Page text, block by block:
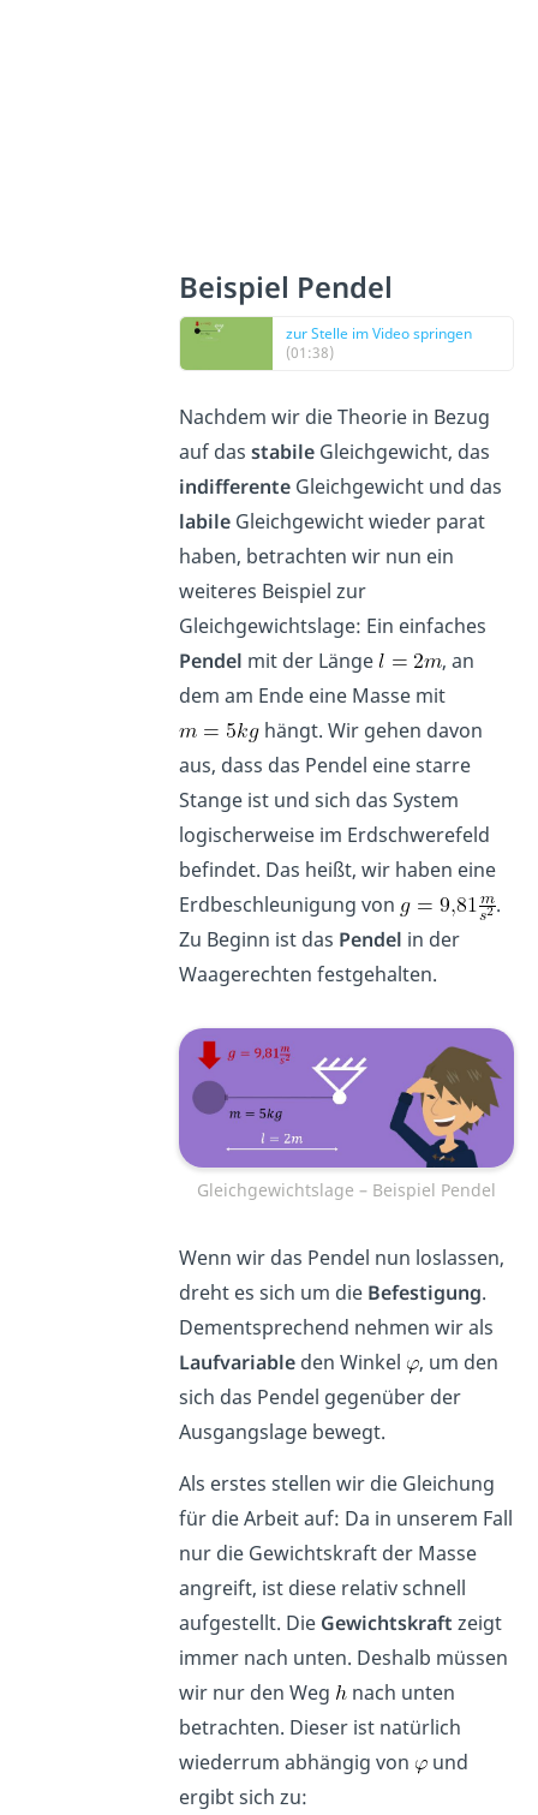
Beispiel Pendel
zur Stelle im Video springen
(01:38)
Nachdem wir die Theorie in Bezug
auf das stabileGleichgewicht, das
indifferenteGleichgewicht und das
labileGleichgewicht wieder parat
haben, betrachten wir nun ein
weiteres Beispiel zur
Gleichgewichtslage: Ein einfaches
Pendel mit der Länge
, an
dem am Ende eine Masse mit
hängt. Wir gehen davon
aus, dass das Pendel eine starre
Stange ist und sich das System
logischerweise im Erdschwerefeld
befindet. Das heißt, wir haben eine
Erdbeschleunigung von
.
Zu Beginn ist das Pendel in der
Waagerechten festgehalten.
Gleichgewichtslage – Beispiel Pendel
Wenn wir das Pendel nun loslassen,
dreht es sich um die Befestigung.
Dementsprechend nehmen wir als
Laufvariableden Winkel
, um den
sich das Pendel gegenüber der
Ausgangslage bewegt.
Als erstes stellen wir die Gleichung
für die Arbeit auf: Da in unserem Fall
nur die Gewichtskraft der Masse
angreift, ist diese relativ schnell
aufgestellt. Die Gewichtskraft zeigt
immer nach unten. Deshalb müssen
wir nur den Weg
nach unten
betrachten. Dieser ist natürlich
wiederrum abhängig von
und
ergibt sich zu: